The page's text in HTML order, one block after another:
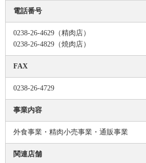
電話番号
0238-26-4629（精肉店）
0238-26-4829（焼肉店）
FAX
0238-26-4729
事業内容
外食事業・精肉小売事業・通販事業
関連店舗